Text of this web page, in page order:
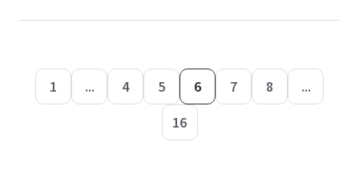
1 ... 4 5 6 7 8
...
16